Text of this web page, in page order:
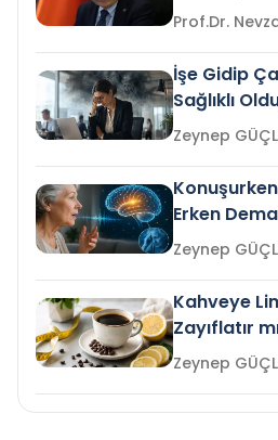
İşe Gidip
Sağlıklı
Gelir mi?Zeynep
Erken
mi?
Zeynep
Kahveye
Zayıflatır
Zeynep